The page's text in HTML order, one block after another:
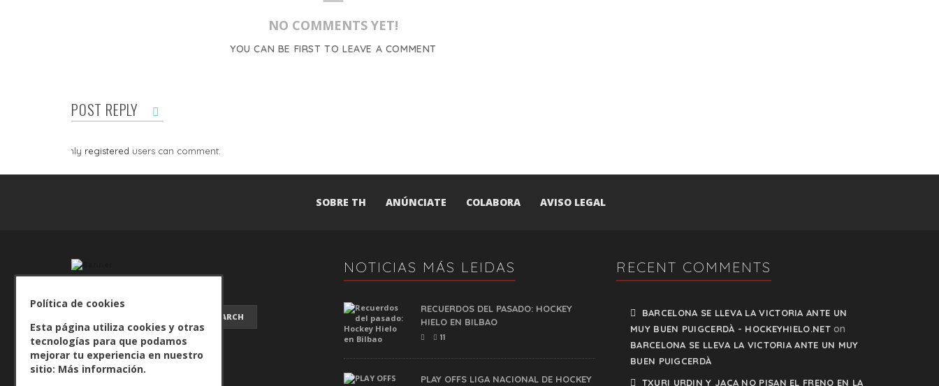
NO COMMENTS YET!
YOU CAN BE FIRST TO LEAVE A COMMENT
POST REPLY
Only registered users can comment.
SOBRE TH ANÚNCIATE COLABORA AVISO LEGAL
SEARCH FOR:
NOTICIAS MÁS LEIDAS
RECUERDOS DEL PASADO: HOCKEY
HIELO EN BILBAO
11
PLAY OFFS LIGA NACIONAL DE HOCKEY
RECENT COMMENTS
BARCELONA SE LLEVA LA VICTORIA ANTE UN
MUY BUEN PUIGCERDÀ - HOCKEYHIELO.NETon
BARCELONA SE LLEVA LA VICTORIA ANTE UN MUY
BUEN PUIGCERDÀ
TXURI URDIN Y JACA NO PISAN EL FRENO EN LA
Política de cookies
Esta página utiliza cookies y otras
tecnologías para que podamos
mejorar tu experiencia en nuestro
sitio: Más información.